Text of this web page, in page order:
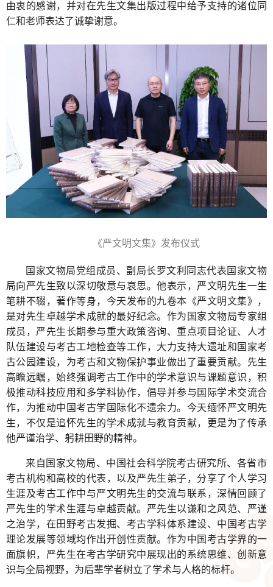
由衷的感谢，并对在先生文集出版过程中给予支持的诸位同
仁和老师表达了诚挚谢意。
《严文明文集》发布仪式
国家文物局党组成员、副局长罗文利同志代表国家文物
局向严先生致以深切敬意与哀思。他表示，严文明先生一生
笔耕不辍，著作等身，今天发布的九卷本《严文明文集》，
是对先生卓越学术成就的最好纪念。作为国家文物局专家组
成员，严先生长期参与重大政策咨询、重点项目论证、人才
队伍建设与考古工地检查等工作，大力支持大遗址和国家考
古公园建设，为考古和文物保护事业做出了重要贡献。先生
高瞻远瞩，始终强调考古工作中的学术意识与课题意识，积
极推动科技应用和多学科协作，倡导并参与国际学术交流合
作，为推动中国考古学国际化不遗余力。今天缅怀严文明先
生，不仅是追怀先生的学术成就与教育贡献，更是为了传承
他严谨治学、躬耕田野的精神。
来自国家文物局、中国社会科学院考古研究所、各省市
考古机构和高校的代表，以及严先生弟子，分享了个人学习
生涯及考古工作中与严文明先生的交流与联系，深情回顾了
严先生的学术生涯与卓越贡献。严先生以谦和之风范、严谨
之治学，在田野考古发掘、考古学科体系建设、中国考古学
理论发展等领域均作出开创性贡献。作为中国考古学界的一
面旗帜，严先生在考古学研究中展现出的系统思维、创新意
识与全局视野，为后辈学者树立了学术与人格的标杆。